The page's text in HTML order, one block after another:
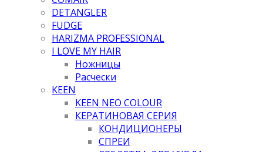
DETANGLER
FUDGE
HARIZMA PROFESSIONAL
I LOVE MY HAIR
Ножницы
Расчески
KEEN
KEEN NEO COLOUR
КЕРАТИНОВАЯ СЕРИЯ
КОНДИЦИОНЕРЫ
СПРЕИ